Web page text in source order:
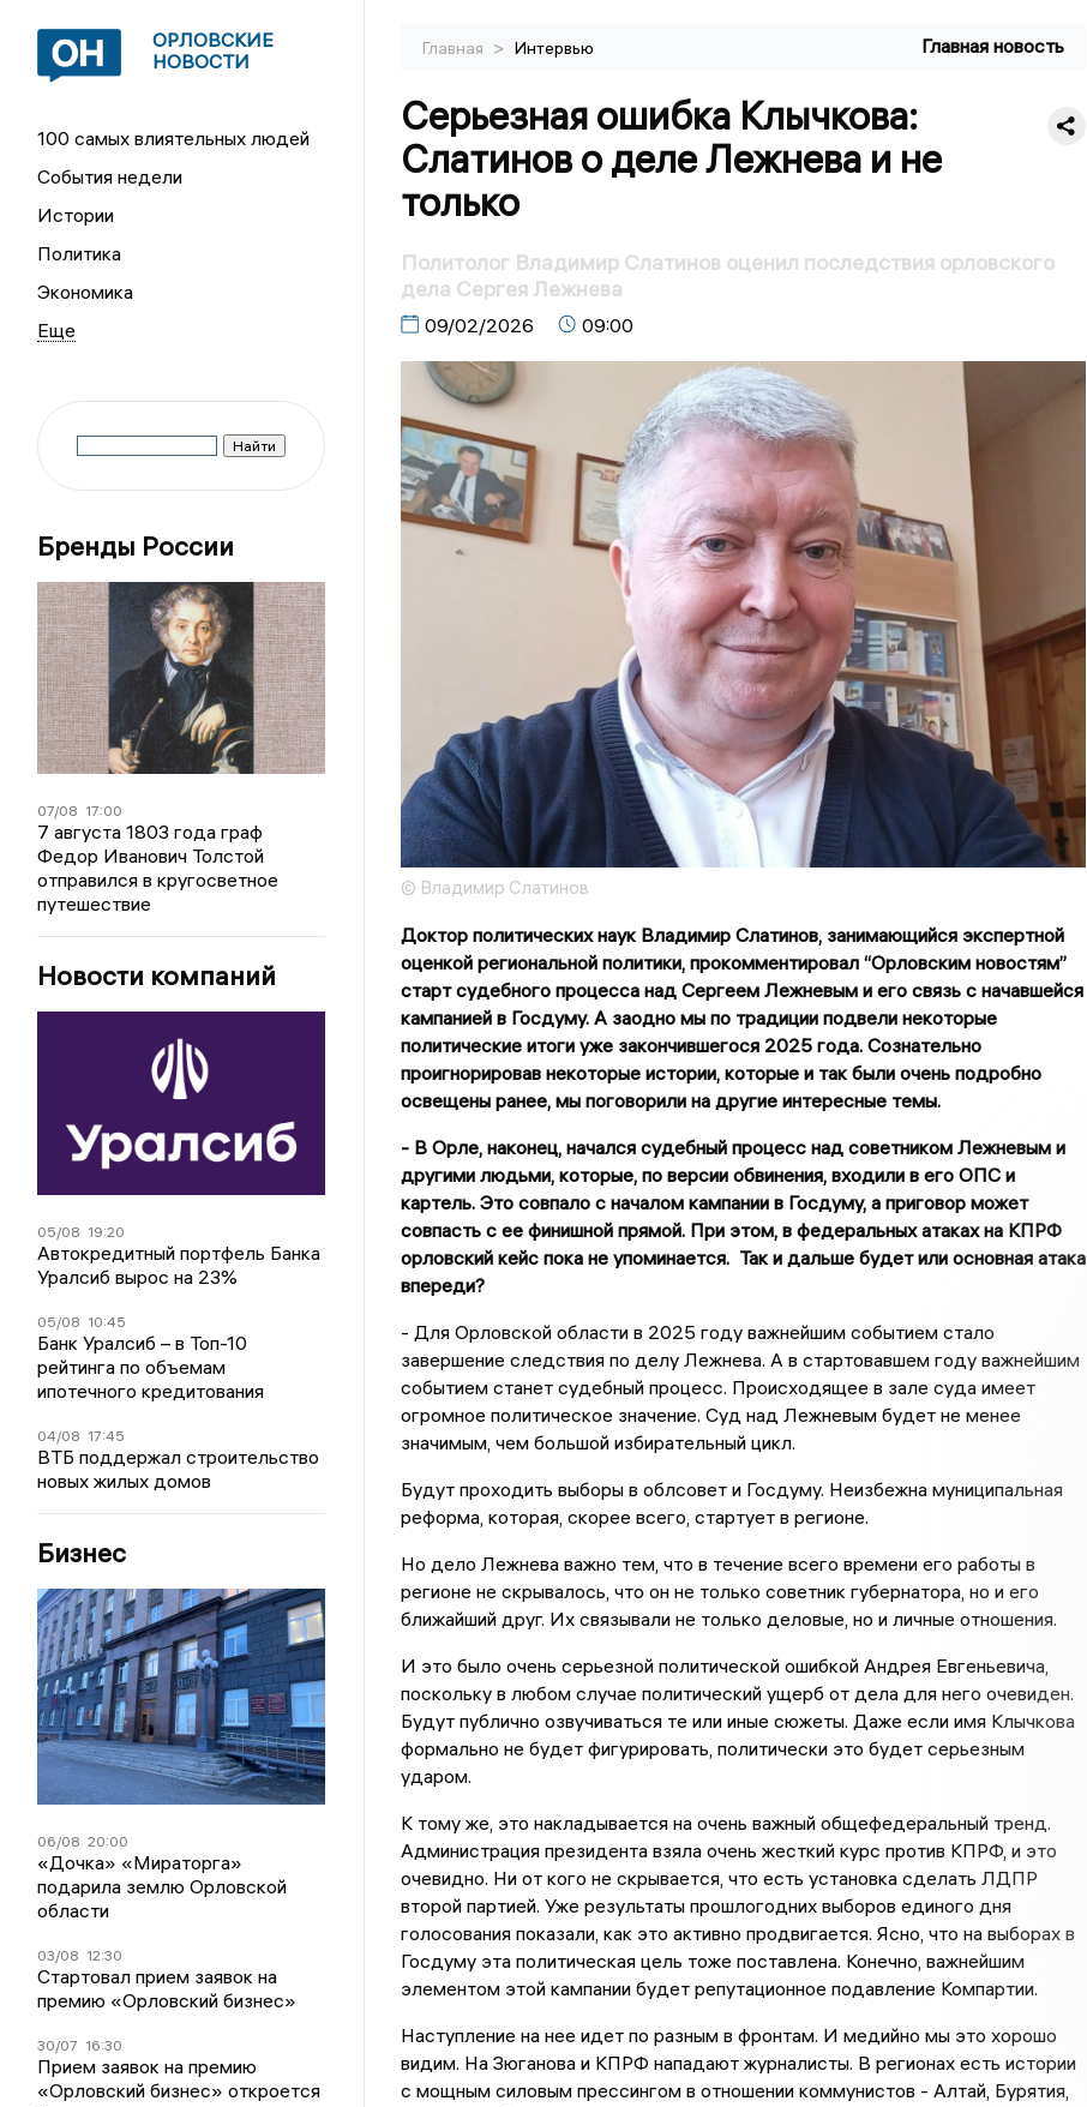
ОРЛОВСКИЕ
НОВОСТИ
100 самых влиятельных людей
События недели
Истории
Политика
Экономика
Бренды России
07/08 17:00
7 августа 1803 года граф
Федор Иванович Толстой
отправился в кругосветное
путешествие
Новости компаний
05/08 19:20
Автокредитный портфель Банка
Уралсиб вырос на 23%
05/08 10:45
Банк Уралсиб – в Топ-10
рейтинга по объемам
ипотечного кредитования
04/08 17:45
ВТБ поддержал строительство
новых жилых домов
Бизнес
06/08 20:00
«Дочка» «Мираторга»
подарила землю Орловской
области
03/08 12:30
Стартовал прием заявок на
премию «Орловский бизнес»
30/07 16:30
Прием заявок на премию
«Орловский бизнес» откроется
Главная > Интервью Главная новость
Серьезная ошибка Клычкова:
Слатинов о деле Лежнева и не
только
Политолог Владимир Слатинов оценил последствия орловского
дела Сергея Лежнева
09/02/2026 09:00
© Владимир Слатинов
Доктор политических наук Владимир Слатинов, занимающийся экспертной
оценкой региональной политики, прокомментировал “Орловским новостям”
старт судебного процесса над Сергеем Лежневым и его связь с начавшейся
кампанией в Госдуму. А заодно мы по традиции подвели некоторые
политические итоги уже закончившегося 2025 года. Сознательно
проигнорировав некоторые истории, которые и так были очень подробно
освещены ранее, мы поговорили на другие интересные темы.
- В Орле, наконец, начался судебный процесс над советником Лежневым и
другими людьми, которые, по версии обвинения, входили в его ОПС и
картель. Это совпало с началом кампании в Госдуму, а приговор может
совпасть с ее финишной прямой. При этом, в федеральных атаках на КПРФ
орловский кейс пока не упоминается. Так и дальше будет или основная атака
впереди?
- Для Орловской области в 2025 году важнейшим событием стало
завершение следствия по делу Лежнева. А в стартовавшем году важнейшим
событием станет судебный процесс. Происходящее в зале суда имеет
огромное политическое значение. Суд над Лежневым будет не менее
значимым, чем большой избирательный цикл.
Будут проходить выборы в облсовет и Госдуму. Неизбежна муниципальная
реформа, которая, скорее всего, стартует в регионе.
Но дело Лежнева важно тем, что в течение всего времени его работы в
регионе не скрывалось, что он не только советник губернатора, но и его
ближайший друг. Их связывали не только деловые, но и личные отношения.
И это было очень серьезной политической ошибкой Андрея Евгеньевича,
поскольку в любом случае политический ущерб от дела для него очевиден.
Будут публично озвучиваться те или иные сюжеты. Даже если имя Клычкова
формально не будет фигурировать, политически это будет серьезным
ударом.
К тому же, это накладывается на очень важный общефедеральный тренд.
Администрация президента взяла очень жесткий курс против КПРФ, и это
очевидно. Ни от кого не скрывается, что есть установка сделать ЛДПР
второй партией. Уже результаты прошлогодних выборов единого дня
голосования показали, как это активно продвигается. Ясно, что на выборах в
Госдуму эта политическая цель тоже поставлена. Конечно, важнейшим
элементом этой кампании будет репутационное подавление Компартии.
Наступление на нее идет по разным в фронтам. И медийно мы это хорошо
видим. На Зюганова и КПРФ нападают журналисты. В регионах есть истории
с мощным силовым прессингом в отношении коммунистов - Алтай, Бурятия,